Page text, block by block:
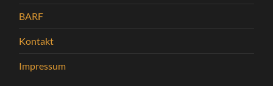
BARF
Kontakt
Impressum